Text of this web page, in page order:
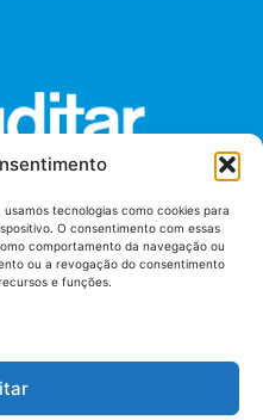
tecnologias como cookies para
O consentimento com essas
comportamento da navegação ou
ou a revogação do consentimento
e funções.
de Controle Externo -
(SAF/Sul), Qd. 04, Lt. 01
Subsolo, Sala S04